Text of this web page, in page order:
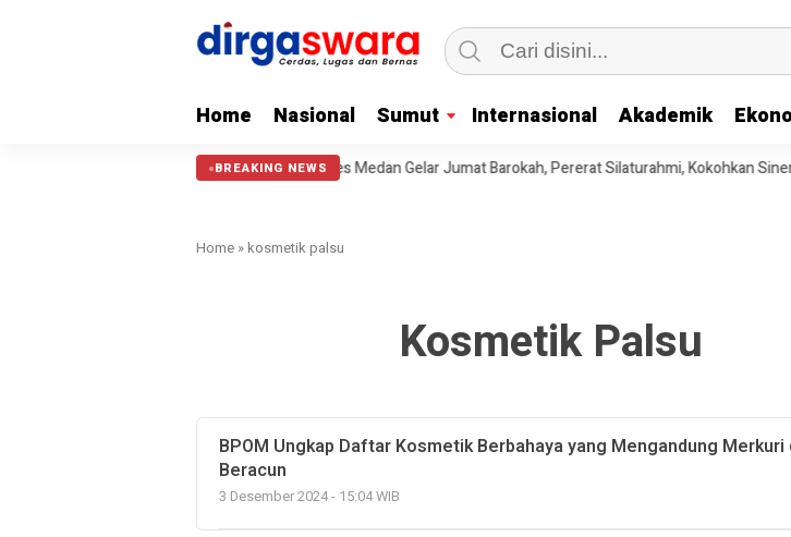
Home Nasional Sumut Internasional Akademik
BREAKING NEWS
Pewarta Polrestabes Medan Gelar Jumat Barokah, Pererat Silaturahmi, Kokohkan Sinergi
Home »kosmetik palsu
Kosmetik Palsu
BPOM Ungkap Daftar Kosmetik Berbahaya yang Mengandung Merkuri
Beracun
3 Desember 2024 - 15:04 WIB